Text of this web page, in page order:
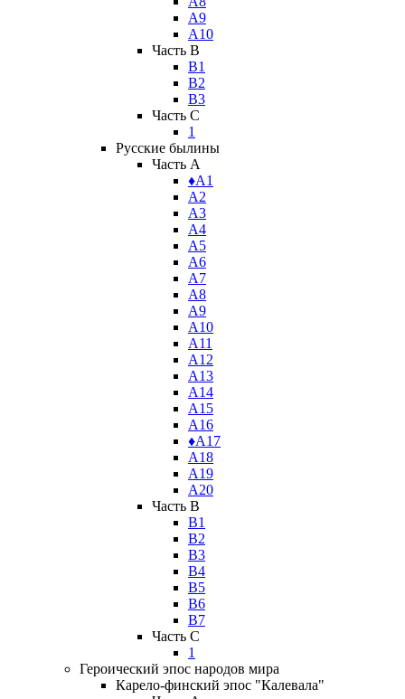
А9
А10
Часть B
В1
В2
В3
Часть C
1
Русские былины
Часть A
♦А1
А2
А3
А4
А5
А6
А7
А8
А9
А10
А11
А12
А13
А14
А15
А16
♦А17
А18
А19
А20
Часть B
В1
В2
В3
В4
В5
В6
В7
Часть C
1
Героический эпос народов мира
Карело-финский эпос "Калевала"